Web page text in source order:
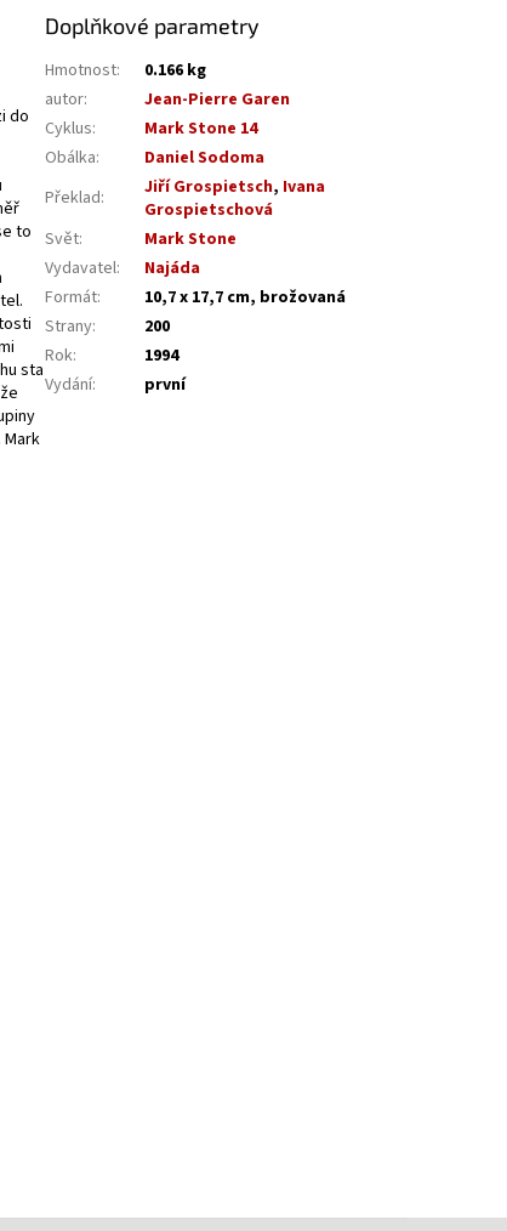
do
to
sta
Doplňkové parametry
Hmotnost:
0.166 kg
autor:
Jean-Pierre Garen
Cyklus:
Mark Stone 14
Obálka:
Daniel Sodoma
Překlad: Jiří Grospietsch, Ivana
Grospietschová
Svět:
Mark Stone
Vydavatel:
Najáda
Formát:
10,7 x 17,7 cm, brožovaná
Strany:
200
Rok:
1994
Vydání: první